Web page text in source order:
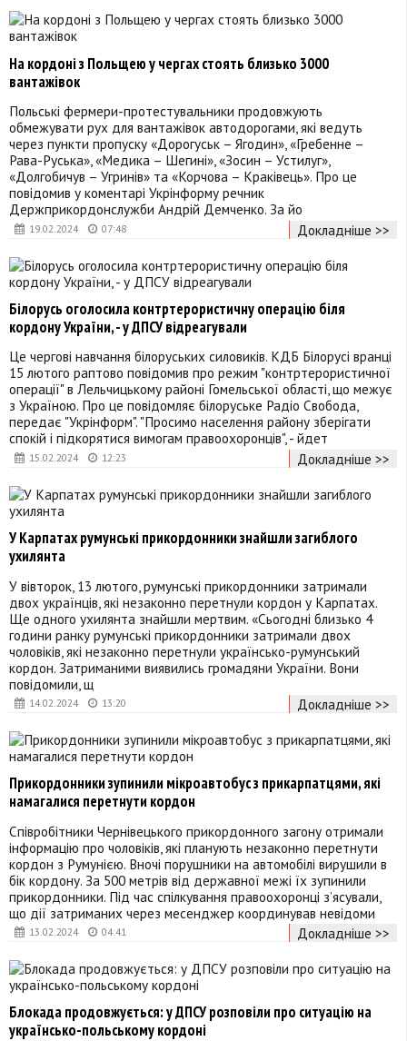
19.02.2024 07:48
На кордоні з Польщею у чергах стоять близько 3000
вантажівок
Польські фермери-протестувальники продовжують
обмежувати рух для вантажівок автодорогами, які ведуть
через пункти пропуску «Дорогуськ – Ягодин», «Гребенне –
Рава-Руська», «Медика – Шегині», «Зосин – Устилуг»,
«Долгобичув – Угринів» та «Корчова – Краківець». Про це
повідомив у коментарі Укрінформу речник
Держприкордонслужби Андрій Демченко. За йо
Докладніше >>
15.02.2024 12:23
Білорусь оголосила контртерористичну операцію біля
кордону України, - у ДПСУ відреагували
Це чергові навчання білоруських силовиків. КДБ Білорусі вранці
15 лютого раптово повідомив про режим "контртерористичної
операції" в Лельчицькому районі Гомельської області, що межує
з Україною. Про це повідомляє білоруське Радіо Свобода,
передає "Укрінформ". "Просимо населення району зберігати
спокій і підкорятися вимогам правоохоронців", - йдет
Докладніше >>
14.02.2024 13:20
У Карпатах румунські прикордонники знайшли загиблого
ухилянта
У вівторок, 13 лютого, румунські прикордонники затримали
двох українців, які незаконно перетнули кордон у Карпатах.
Ще одного ухилянта знайшли мертвим. «Сьогодні близько 4
години ранку румунські прикордонники затримали двох
чоловіків, які незаконно перетнули українсько-румунський
кордон. Затриманими виявились громадяни України. Вони
повідомили, щ
Докладніше >>
13.02.2024 04:41
Прикордонники зупинили мікроавтобус з прикарпатцями, які
намагалися перетнути кордон
Співробітники Чернівецького прикордонного загону отримали
інформацію про чоловіків, які планують незаконно перетнути
кордон з Румунією. Вночі порушники на автомобілі вирушили в
бік кордону. За 500 метрів від державної межі їх зупинили
прикордонники. Під час спілкування правоохоронці з’ясували,
що дії затриманих через месенджер координував невідоми
Докладніше >>
Блокада продовжується: у ДПСУ розповіли про ситуацію на
українсько-польському кордоні